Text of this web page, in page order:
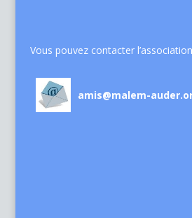
Vous pouvez contacter l’association
amis@malem-